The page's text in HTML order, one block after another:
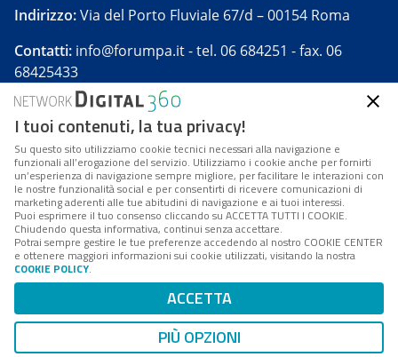
Indirizzo:Via del Porto Fluviale 67/d – 00154 Roma
Contatti: info@forumpa.it- tel. 06 684251 - fax. 06
68425433
Forumpa.itè una pubblicazione telematica iscritta
presso Registro della stampa del Tribunale di Roma -
Reg. n. 182 del 2 maggio 2008 - Direttore resp. Michela
Stentella
FPA s.r.l. è società soggetta a Direzione e
Coordinamento da parte di Digital360 S.p.A. - FPA s.r.l.
è un'azienda certificata per il sistema di management
Codice Fiscale/Partita IVA n. 10693191008 - R.E.A. Roma
n. 1249791. ISP AWS
Mappa del sito
I tuoi contenuti, la tua privacy!
Su questo sito utilizziamo cookie tecnici necessari alla navigazione e
funzionali all’erogazione del servizio. Utilizziamo i cookie anche per fornirti
un’esperienza di navigazione sempre migliore, per facilitare le interazioni con
le nostre funzionalità social e per consentirti di ricevere comunicazioni di
marketing aderenti alle tue abitudini di navigazione e ai tuoi interessi.
Puoi esprimere il tuo consenso cliccando su ACCETTA TUTTI I COOKIE.
Chiudendo questa informativa, continui senza accettare.
Potrai sempre gestire le tue preferenze accedendo al nostro COOKIE CENTER
e ottenere maggiori informazioni sui cookie utilizzati, visitando la nostra
COOKIE POLICY.
ACCETTA
PIÙ OPZIONI